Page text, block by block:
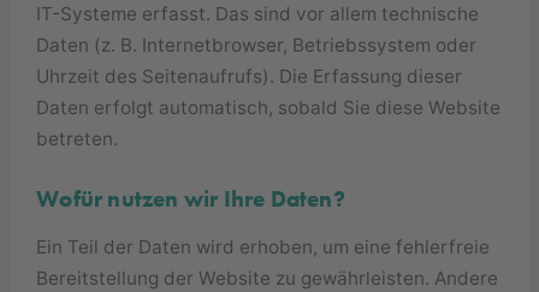
IT-Systeme erfasst. Das sind vor allem technische
Daten (z. B. Internetbrowser, Betriebssystem oder
Uhrzeit des Seitenaufrufs). Die Erfassung dieser
Daten erfolgt automatisch, sobald Sie diese Website
betreten.
Wofür nutzen wir Ihre Daten?
Ein Teil der Daten wird erhoben, um eine fehlerfreie
Bereitstellung der Website zu gewährleisten. Andere